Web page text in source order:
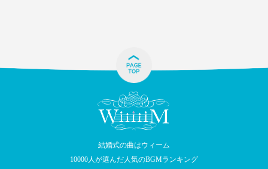
結婚式の曲はウィーム
10000人が選んだ人気のBGMランキング